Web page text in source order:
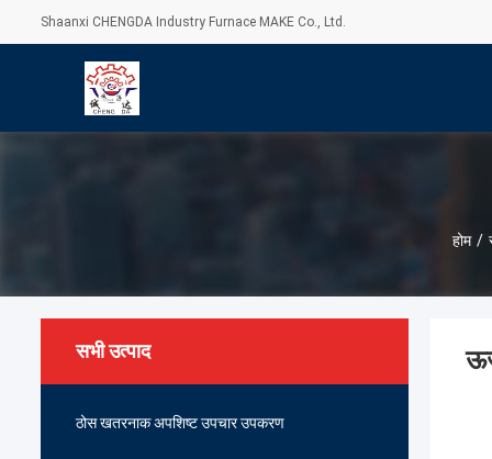
Shaanxi CHENGDA Industry Furnace MAKE Co., Ltd.
होम /
सभी उत्पाद
ठोस खतरनाक अपशिष्ट उपचार उपकरण